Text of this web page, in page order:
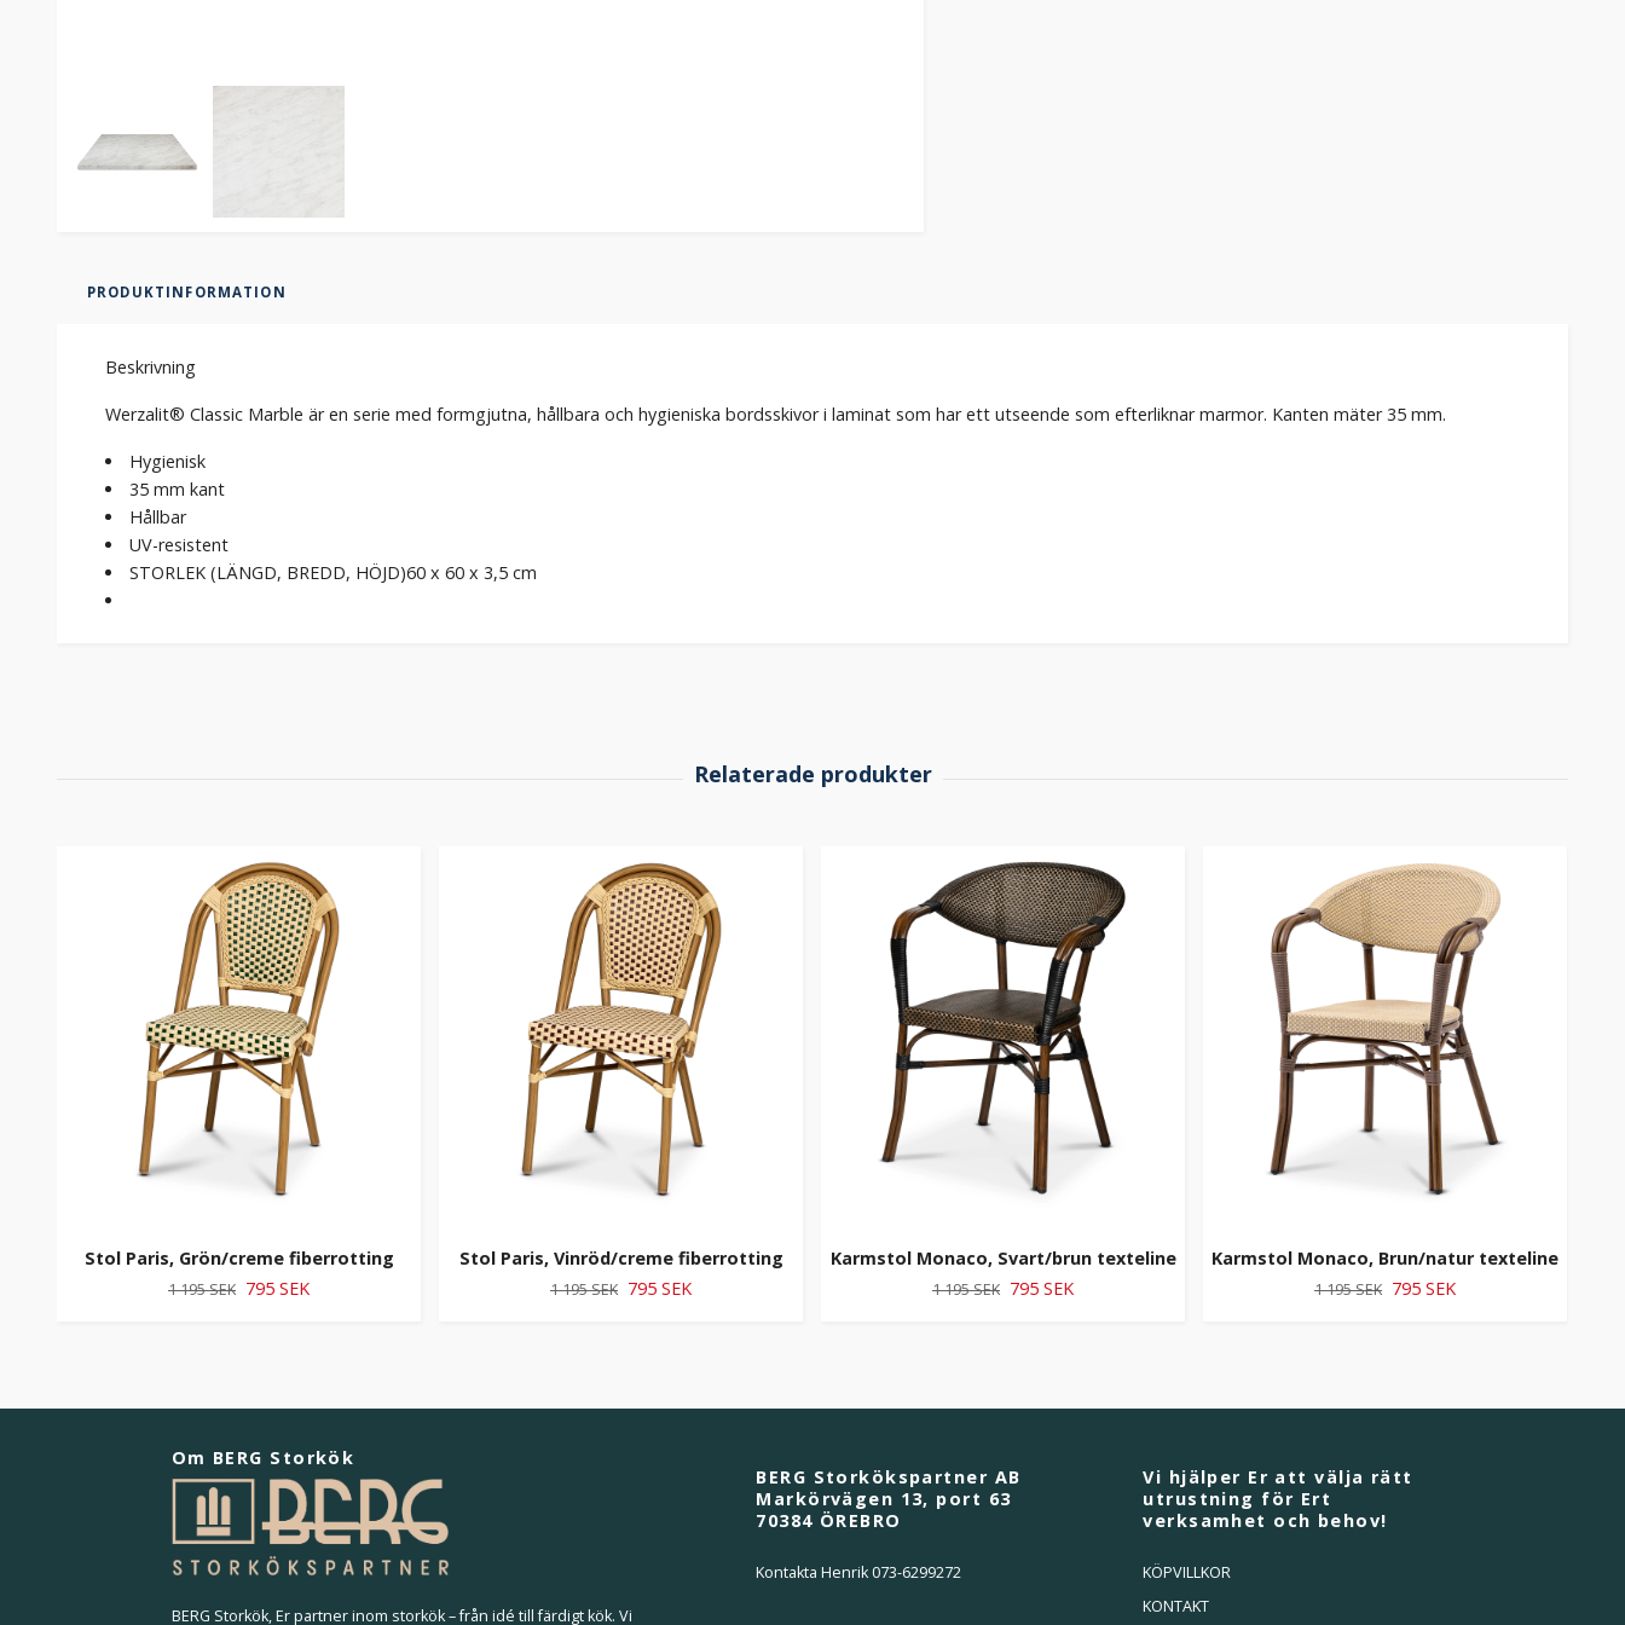
PRODUKTINFORMATION
Beskrivning
Werzalit® Classic Marble är en serie med formgjutna, hållbara och hygieniska bordsskivor i laminat som har ett utseende som efterliknar marmor. Kanten mäter 35 mm.
Hygienisk
35 mm kant
Hållbar
UV-resistent
STORLEK (LÄNGD, BREDD, HÖJD)60 x 60 x 3,5 cm
Stol Paris, Grön/creme fiberrotting
1 195 SEK 795 SEK
Stol Paris, Vinröd/creme fiberrotting
1 195 SEK 795 SEK
Karmstol Monaco, Svart/brun texteline
1 195 SEK 795 SEK
Karmstol Monaco, Brun/natur texteline
1 195 SEK 795 SEK
Om BERG Storkök
BERG Storkök, Er partner inom storkök – från idé till färdigt kök. Vi
BERG Storkökspartner AB
Markörvägen 13, port 63
70384 ÖREBRO
Kontakta Henrik 073-6299272
Vi hjälper Er att välja rätt
utrustning för Ert
verksamhet och behov!
KÖPVILLKOR
KONTAKT